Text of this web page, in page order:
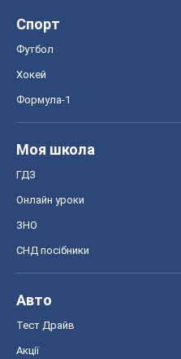
Спорт
Футбол
Хокей
Формула-1
Моя школа
ГДЗ
Онлайн уроки
ЗНО
СНД посібники
Авто
Тест Драйв
Акції